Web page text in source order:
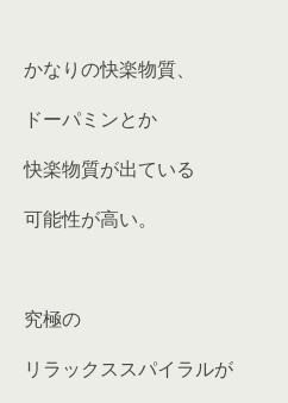
かなりの快楽物質、
ドーパミンとか
快楽物質が出ている
可能性が高い。
究極の
リラックススパイラルが